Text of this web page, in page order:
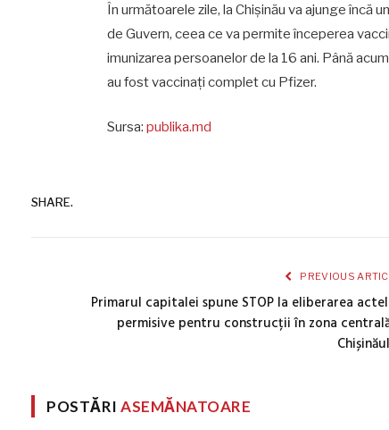
În următoarele zile, la Chişinău va ajunge încă
de Guvern, ceea ce va permite începerea
imunizarea persoanelor de la 16 ani. Până
au fost vaccinaţi complet cu Pfizer.
Sursa: publika.md
SHARE.
PREVIOUS
Primarul capitalei spune STOP la eliberarea
permisive pentru construcții în zona
POSTĂRIASEMĂNATOARE